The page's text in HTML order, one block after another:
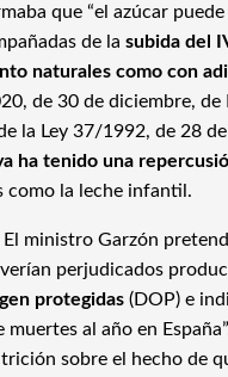
que “el azúcar
de la subida del
naturales como con
de 30 de diciembre, de
la Ley 37/1992, de 28
ha tenido una
como la leche infantil.
ministro Garzón
perjudicados
protegidas (DOP) e
al año en
sobre el hecho de